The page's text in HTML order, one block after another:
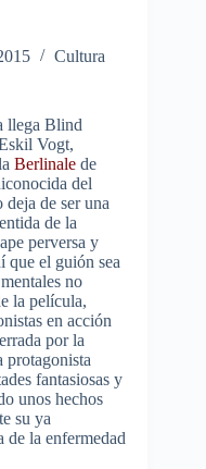
Cultura
llega Blind
Vogt,
Berlinale de
del
de ser una
de la
perversa y
que el guión sea
no
la película,
en acción
por la
protagonista
fantasiosas y
unos hechos
su ya
de la enfermedad